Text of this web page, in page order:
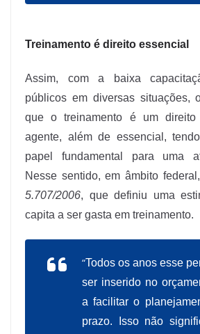
Treinamento é direito essencial
Assim, com a baixa
públicos em diversas situações,
que o treinamento é um
agente, além de essencial,
papel fundamental para uma
Nesse sentido, em âmbito
5.707/2006, que definiu uma
capita a ser gasta em treinamento.
“Todos os anos esse
ser inserido no
a facilitar o
prazo. Isso não